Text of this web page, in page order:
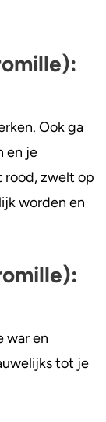
Ook ga
en je
zwelt op
worden en
war en
tot je